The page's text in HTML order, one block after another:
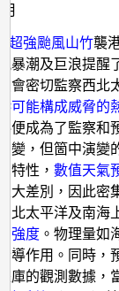
的
監
察
數
據
超強颱風山竹襲
暴潮及巨浪提醒
會密切監察西北
可能構成威脅的
便成為了監察和
變，但箇中演變
特性，數值天氣
大差別，因此密
北太平洋及南海
強度 。物理量如
導作用。同時，
庫的觀測數據，